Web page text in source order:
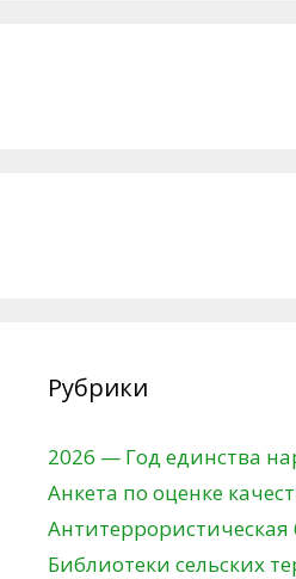
Рубрики
2026 — Год единства
Анкета по оценке
Антитеррористическая
Библиотеки сельских